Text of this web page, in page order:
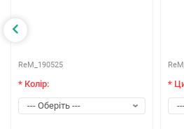
ReM_190525
* Колір: *